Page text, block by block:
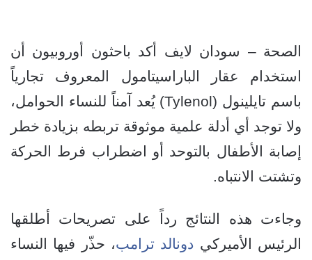
الصحة – سودان لايف أكد باحثون أوروبيون أن
استخدام عقار الباراسيتامول المعروف تجارياً
باسم تايلينول (Tylenol) يُعد آمناً للنساء الحوامل،
ولا توجد أي أدلة علمية موثوقة تربطه بزيادة خطر
إصابة الأطفال بالتوحد أو اضطراب فرط الحركة
وتشتت الانتباه.
وجاءت هذه النتائج رداً على تصريحات أطلقها
الرئيس الأميركي دونالد ترامب، حذّر فيها النساء